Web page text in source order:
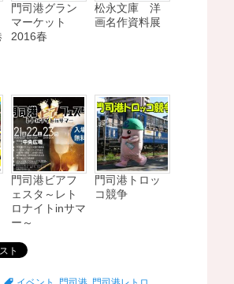
門司港グラン
マーケット
2016春
松永文庫 洋
画名作資料展
門司港ビアフ
ェスタ～レト
ロナイトinサマ
ー～
門司港トロッ
コ競争
T